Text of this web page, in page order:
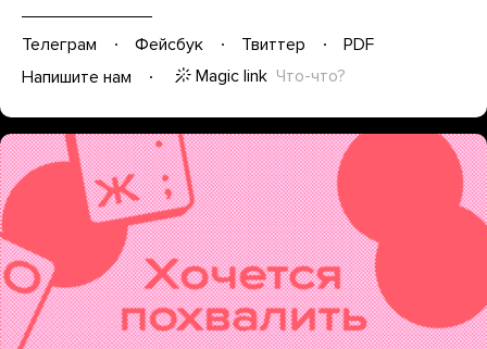
Телеграм Фейсбук Твиттер
PDF
Напишите нам
Magic link Что-что?